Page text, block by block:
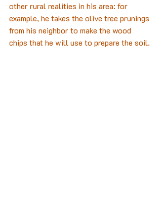
other rural realities in his area: for
example, he takes the olive tree prunings
from his neighbor to make the wood
chips that he will use to prepare the soil.